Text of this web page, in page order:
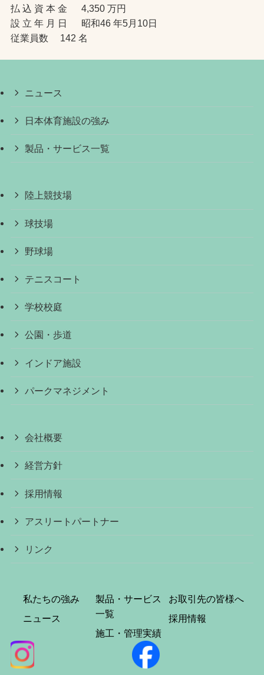
払 込 資 本 金 4,350 万円
設 立 年 月 日 昭和46 年5月10日
従業員数 142 名
ニュース
日本体育施設の強み
製品・サービス一覧
陸上競技場
球技場
野球場
テニスコート
学校校庭
公園・歩道
インドア施設
パークマネジメント
会社概要
経営方針
採用情報
アスリートパートナー
リンク
私たちの強み
ニュース
製品・サービス
一覧
施工・管理実績
お取引先の皆様へ
採用情報